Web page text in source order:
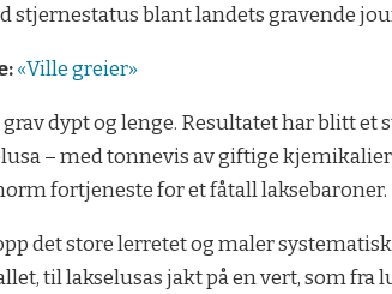
stjernestatus blant landets gravende
«Ville greier»
dypt og lenge. Resultatet har blitt et
– med tonnevis av giftige
fortjeneste for et fåtall laksebaroner.
det store lerretet og maler
til lakselusas jakt på en vert, som fra